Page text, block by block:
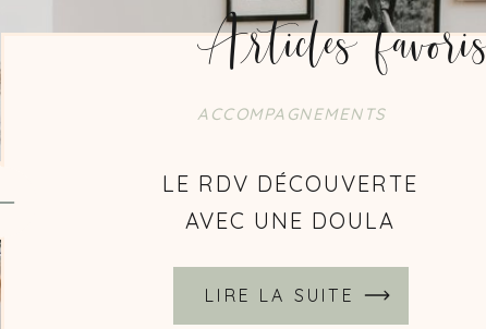
favoris